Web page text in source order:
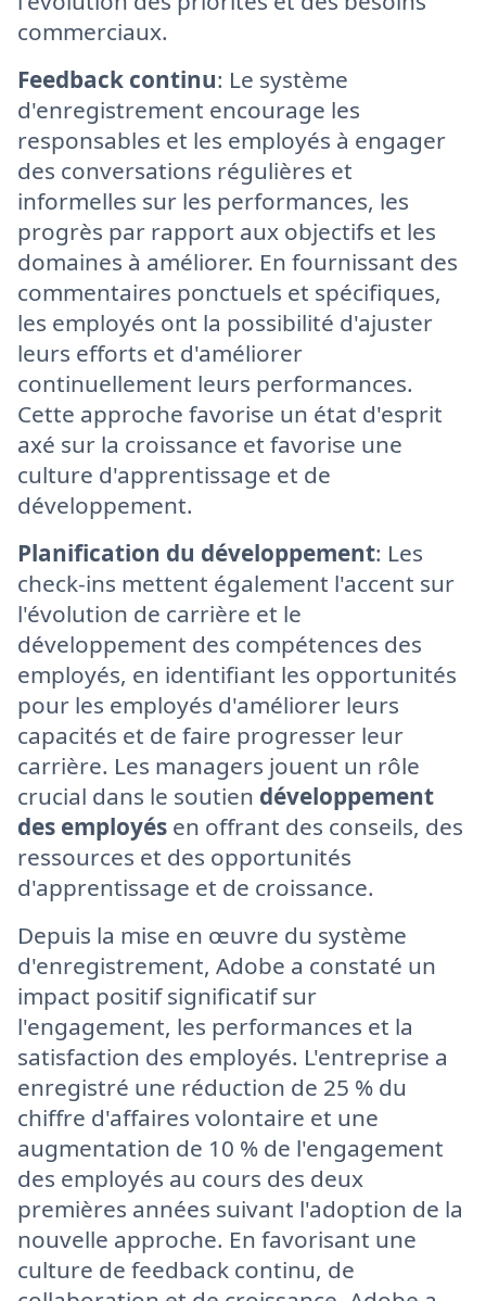
commerciaux.
Feedback continu: Le système
d'enregistrement encourage les
responsables et les employés à engager
des conversations régulières et
informelles sur les performances, les
progrès par rapport aux objectifs et les
domaines à améliorer. En fournissant des
commentaires ponctuels et spécifiques,
les employés ont la possibilité d'ajuster
leurs efforts et d'améliorer
continuellement leurs performances.
Cette approche favorise un état d'esprit
axé sur la croissance et favorise une
culture d'apprentissage et de
développement.
Planification du développement: Les
check-ins mettent également l'accent sur
l'évolution de carrière et le
développement des compétences des
employés, en identifiant les opportunités
pour les employés d'améliorer leurs
capacités et de faire progresser leur
carrière. Les managers jouent un rôle
crucial dans le soutien développement
des employés en offrant des conseils, des
ressources et des opportunités
d'apprentissage et de croissance.
Depuis la mise en œuvre du système
d'enregistrement, Adobe a constaté un
impact positif significatif sur
l'engagement, les performances et la
satisfaction des employés. L'entreprise a
enregistré une réduction de 25 % du
chiffre d'affaires volontaire et une
augmentation de 10 % de l'engagement
des employés au cours des deux
premières années suivant l'adoption de la
nouvelle approche. En favorisant une
culture de feedback continu, de